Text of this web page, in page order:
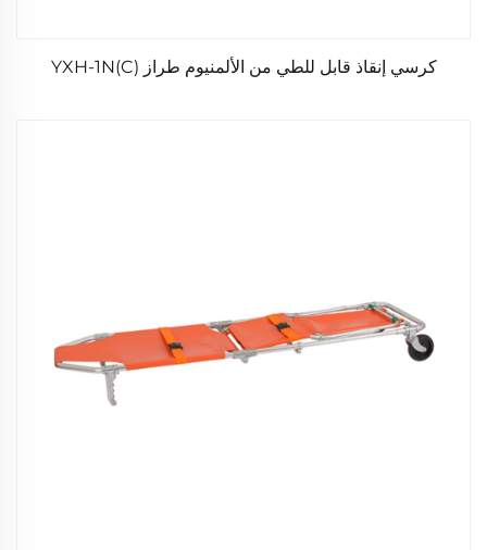
كرسي إنقاذ قابل للطي من الألمنيوم طراز YXH-1N(C)